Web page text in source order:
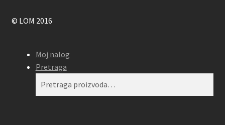
© LOM 2016
Moj nalog
Pretraga